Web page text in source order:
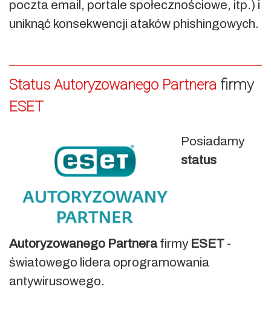
poczta email, portale społecznościowe, itp.) i
uniknąć konsekwencji ataków phishingowych.
Status Autoryzowanego Partnera firmy
ESET
Posiadamy
status
Autoryzowanego Partnerafirmy ESET -
światowego lidera oprogramowania
antywirusowego.